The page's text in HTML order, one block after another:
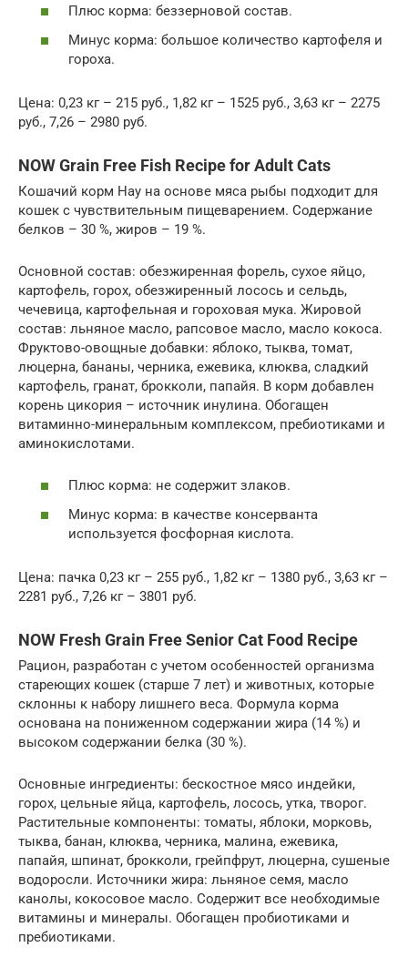
Плюс корма: беззерновой состав.
Минус корма: большое количество картофеля и
гороха.
Цена: 0,23 кг – 215 руб., 1,82 кг – 1525 руб., 3,63 кг – 2275
руб., 7,26 – 2980 руб.
NOW Grain Free Fish Recipe for Adult Cats
Кошачий корм Нау на основе мяса рыбы подходит для
кошек с чувствительным пищеварением. Содержание
белков – 30 %, жиров – 19 %.
Основной состав: обезжиренная форель, сухое яйцо,
картофель, горох, обезжиренный лосось и сельдь,
чечевица, картофельная и гороховая мука. Жировой
состав: льняное масло, рапсовое масло, масло кокоса.
Фруктово-овощные добавки: яблоко, тыква, томат,
люцерна, бананы, черника, ежевика, клюква, сладкий
картофель, гранат, брокколи, папайя. В корм добавлен
корень цикория – источник инулина. Обогащен
витаминно-минеральным комплексом, пребиотиками и
аминокислотами.
Плюс корма: не содержит злаков.
Минус корма: в качестве консерванта
используется фосфорная кислота.
Цена: пачка 0,23 кг – 255 руб., 1,82 кг – 1380 руб., 3,63 кг –
2281 руб., 7,26 кг – 3801 руб.
NOW Fresh Grain Free Senior Cat Food Recipe
Рацион, разработан с учетом особенностей организма
стареющих кошек (старше 7 лет) и животных, которые
склонны к набору лишнего веса. Формула корма
основана на пониженном содержании жира (14 %) и
высоком содержании белка (30 %).
Основные ингредиенты: бескостное мясо индейки,
горох, цельные яйца, картофель, лосось, утка, творог.
Растительные компоненты: томаты, яблоки, морковь,
тыква, банан, клюква, черника, малина, ежевика,
папайя, шпинат, брокколи, грейпфрут, люцерна, сушеные
водоросли. Источники жира: льняное семя, масло
канолы, кокосовое масло. Содержит все необходимые
витамины и минералы. Обогащен пробиотиками и
пребиотиками.